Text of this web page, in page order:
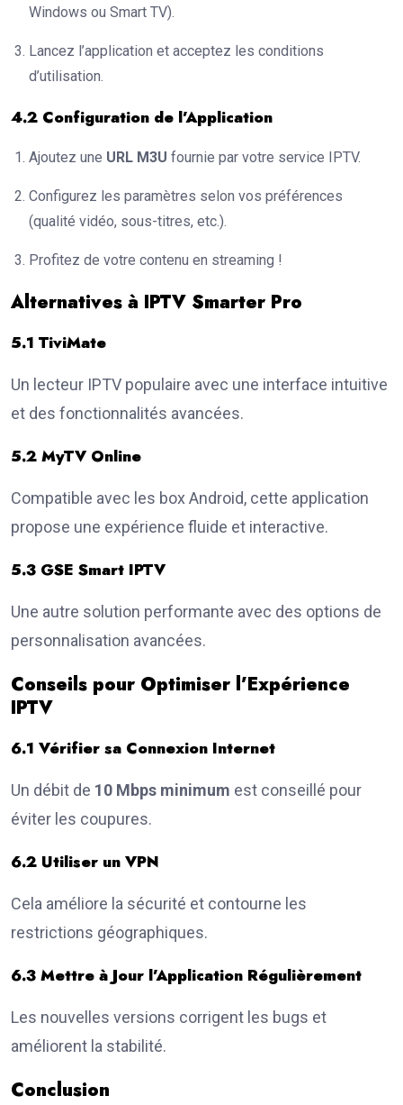
Windows ou Smart TV).
Lancez l’application et acceptez les conditions
d’utilisation.
4.2 Configuration de l’Application
Ajoutez une URL M3U fournie par votre service IPTV.
Configurez les paramètres selon vos préférences
(qualité vidéo, sous-titres, etc.).
Profitez de votre contenu en streaming !
Alternatives à IPTV Smarter Pro
5.1 TiviMate
Un lecteur IPTV populaire avec une interface intuitive
et des fonctionnalités avancées.
5.2 MyTV Online
Compatible avec les box Android, cette application
propose une expérience fluide et interactive.
5.3 GSE Smart IPTV
Une autre solution performante avec des options de
personnalisation avancées.
Conseils pour Optimiser l’Expérience
IPTV
6.1 Vérifier sa Connexion Internet
Un débit de 10 Mbps minimum est conseillé pour
éviter les coupures.
6.2 Utiliser un VPN
Cela améliore la sécurité et contourne les
restrictions géographiques.
6.3 Mettre à Jour l’Application Régulièrement
Les nouvelles versions corrigent les bugs et
améliorent la stabilité.
Conclusion